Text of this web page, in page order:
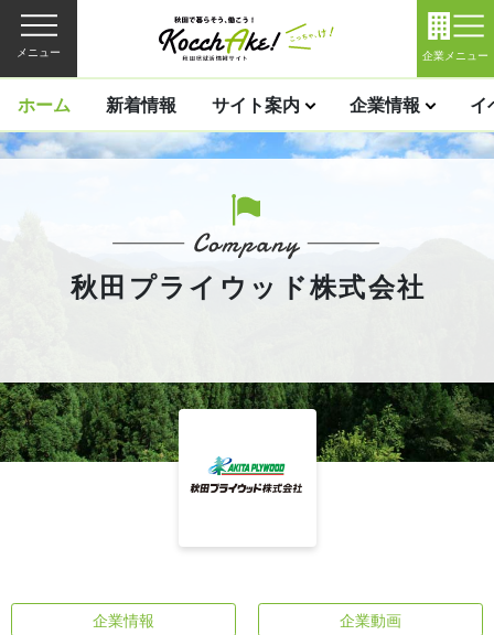
メニュー 企業メニュー
ホーム 新着情報 サイト案内 企業情報 イ
秋田プライウッド株式会社
企業情報 企業動画